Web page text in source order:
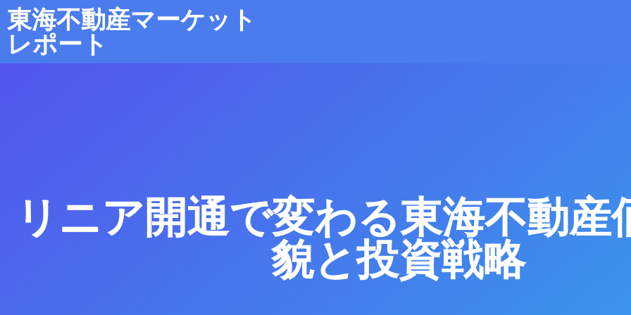
東海不動産マーケット
レポート
リニア開通で変わる東海不動産
貌と投資戦略